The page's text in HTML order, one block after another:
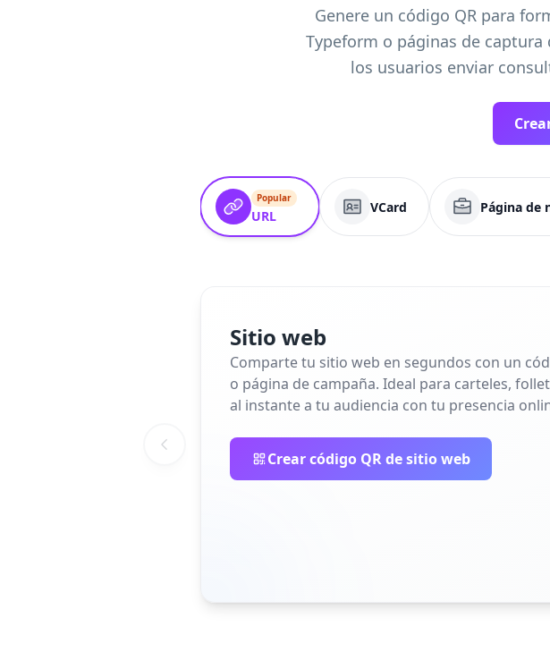
Genere un código QR para
Typeform o páginas de
los usuarios enviar
Popular
URL
VCard Página de
Sitio web
Comparte tu sitio web en segundos con un
o página de campaña. Ideal para carteles,
al instante a tu audiencia con tu presencia
Crear código QR de sitio web